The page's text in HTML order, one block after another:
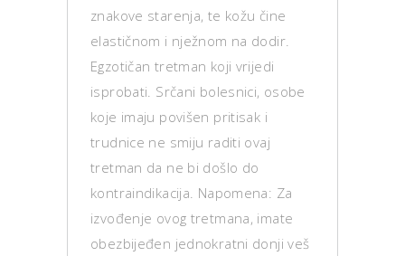
znakove starenja, te kožu čine
elastičnom i nježnom na dodir.
Egzotičan tretman koji vrijedi
isprobati. Srčani bolesnici, osobe
koje imaju povišen pritisak i
trudnice ne smiju raditi ovaj
tretman da ne bi došlo do
kontraindikacija. Napomena: Za
izvođenje ovog tretmana, imate
obezbijeđen jednokratni donji veš